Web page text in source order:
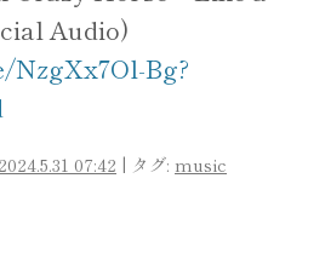
Audio)
Bg?
2024.5.31 07:42 | タグ: music